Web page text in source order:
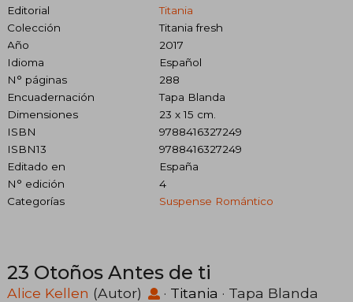
Editorial
Titania
Colección
Titania fresh
Año
2017
Idioma
Español
N° páginas
288
Encuadernación
Tapa Blanda
Dimensiones
23 x 15 cm.
ISBN
9788416327249
ISBN13
9788416327249
Editado en
España
N° edición
4
Categorías
Suspense Romántico
23 Otoños Antes de ti
Alice Kellen (Autor) · Titania · Tapa Blanda